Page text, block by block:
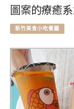
圖案的療癒
新竹美食小吃餐廳